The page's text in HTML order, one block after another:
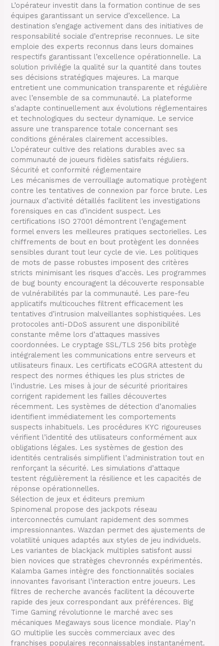
L’opérateur investit dans la formation continue de ses
équipes garantissant un service d’excellence. La
destination s’engage activement dans des initiatives de
responsabilité sociale d’entreprise reconnues. Le site
emploie des experts reconnus dans leurs domaines
respectifs garantissant l’excellence opérationnelle. La
solution privilégie la qualité sur la quantité dans toutes
ses décisions stratégiques majeures. La marque
entretient une communication transparente et régulière
avec l’ensemble de sa communauté. La plateforme
s’adapte continuellement aux évolutions réglementaires
et technologiques du secteur dynamique. Le service
assure une transparence totale concernant ses
conditions générales clairement accessibles.
L’opérateur cultive des relations durables avec sa
communauté de joueurs fidèles satisfaits réguliers.
Sécurité et conformité réglementaire
Les mécanismes de verrouillage automatique protègent
contre les tentatives de connexion par force brute. Les
journaux d’activité détaillés facilitent les investigations
forensiques en cas d’incident suspect. Les
certifications ISO 27001 démontrent l’engagement
formel envers les meilleures pratiques sectorielles. Les
chiffrements de bout en bout protègent les données
sensibles durant tout leur cycle de vie. Les politiques
de mots de passe robustes imposent des critères
stricts minimisant les risques d’accès. Les programmes
de bug bounty encouragent la découverte responsable
de vulnérabilités par la communauté. Les pare-feu
applicatifs multicouches filtrent efficacement les
tentatives d’intrusion malveillantes sophistiquées. Les
protocoles anti-DDoS assurent une disponibilité
constante même lors d’attaques massives
coordonnées. Le cryptage SSL/TLS 256 bits protège
intégralement les communications entre serveurs et
utilisateurs finaux. Les certificats eCOGRA attestent du
respect des normes éthiques les plus strictes de
l’industrie. Les mises à jour de sécurité prioritaires
corrigent rapidement les failles découvertes
récemment. Les systèmes de détection d’anomalies
identifient immédiatement les comportements
suspects inhabituels. Les procédures KYC rigoureuses
vérifient l’identité des utilisateurs conformément aux
obligations légales. Les systèmes de gestion des
identités centralisés simplifient l’administration tout en
renforçant la sécurité. Les simulations d’attaque
testent régulièrement la résilience et les capacités de
réponse opérationnelles.
Sélection de jeux et éditeurs premium
Spinomenal propose des jackpots réseau
interconnectés cumulant rapidement des sommes
impressionnantes. Wazdan permet des ajustements de
volatilité uniques adaptés aux styles de jeu individuels.
Les variantes de blackjack multiples satisfont aussi
bien novices que stratèges chevronnés expérimentés.
Kalamba Games intègre des fonctionnalités sociales
innovantes favorisant l’interaction entre joueurs. Les
filtres de recherche avancés facilitent la découverte
rapide des jeux correspondant aux préférences. Big
Time Gaming révolutionne le marché avec ses
mécaniques Megaways sous licence mondiale. Play’n
GO multiplie les succès commerciaux avec des
franchises populaires reconnaissables instantanément.